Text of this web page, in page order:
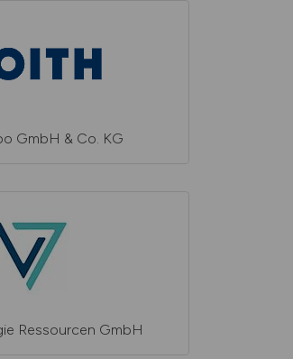
GmbH & Co. KG
Ressourcen GmbH